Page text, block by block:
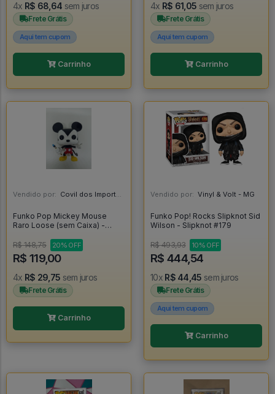
4x R$ 68,64 sem juros
Frete Grátis
Aqui tem cupom
Carrinho
4x R$ 61,05 sem juros
Frete Grátis
Aqui tem cupom
Carrinho
Vendido por: Covil dos Importados - SP
Funko Pop Mickey Mouse
Raro Loose (sem Caixa) -
R$ 148,75
20% OFF
R$ 119,00
4x R$ 29,75 sem juros
Frete Grátis
Carrinho
Vendido por: Vinyl & Volt - MG
Funko Pop! Rocks Slipknot Sid
Wilson - Slipknot #179
R$ 493,93 10% OFF
R$ 444,54
10x R$ 44,45 sem juros
Frete Grátis
Aqui tem cupom
Carrinho